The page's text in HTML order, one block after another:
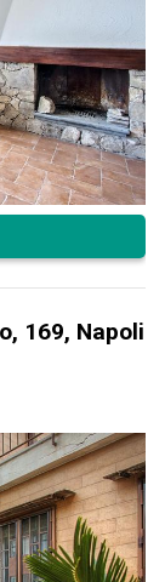
169, Napoli